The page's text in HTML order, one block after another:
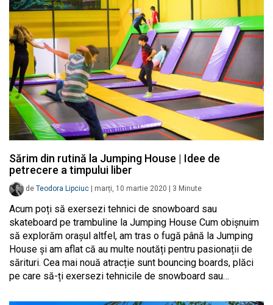
Sărim din rutină la Jumping House | Idee de
petrecere a timpului liber
de Teodora Lipciuc marți, 10 martie 2020 3 Minute
Acum poți să exersezi tehnici de snowboard sau
skateboard pe trambuline la Jumping House Cum obișnuim
să explorăm orașul altfel, am tras o fugă până la Jumping
House și am aflat că au multe noutăți pentru pasionații de
sărituri. Cea mai nouă atracție sunt bouncing boards, plăci
pe care să-ți exersezi tehnicile de snowboard sau…